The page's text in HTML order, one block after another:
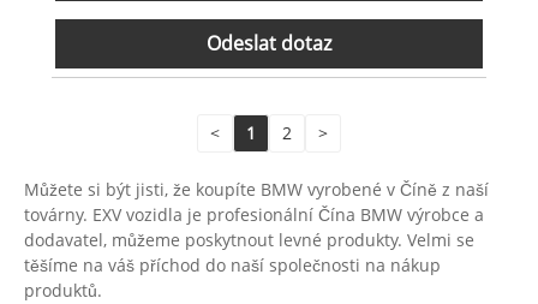
Odeslat dotaz
< 1 2 >
Můžete si být jisti, že koupíte BMW vyrobené v Číně z naší
továrny. EXV vozidla je profesionální Čína BMW výrobce a
dodavatel, můžeme poskytnout levné produkty. Velmi se
těšíme na váš příchod do naší společnosti na nákup
produktů.